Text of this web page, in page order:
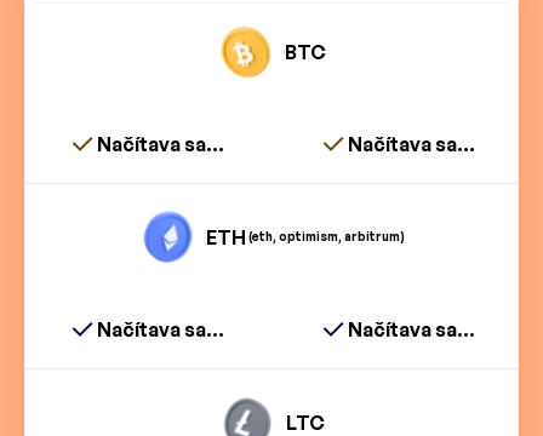
BTC
Načítava sa... Načítava sa...
ETH (eth, optimism, arbitrum)
Načítava sa... Načítava sa...
LTC